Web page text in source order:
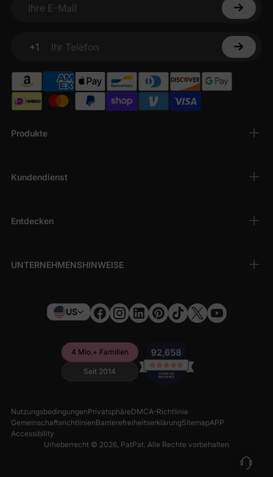
Produkte
Kundendienst
Entdecken
UNTERNEHMENSHINWEISE
Ihre E-Mail
+1
Ihr Telefon
US
4 Mio.+ Familien
Seit 2014
NutzungsbedingungenPrivatsphäreDMCA-Richtlinie
GemeinschaftsrichtlinienBarrierefreiheitserklärungSitemapAPP
Accessibility
Urheberrecht © 2026, PatPat. Alle Rechte vorbehalten